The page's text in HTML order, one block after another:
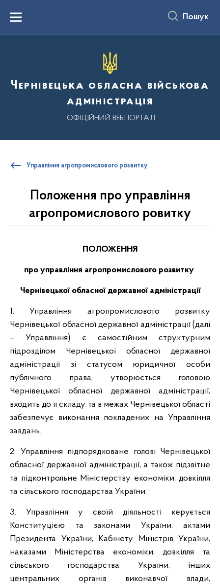
вмістуMenu Пошук
Чернівецька обласна військова
адміністрація
ОФІЦІЙНИЙ ВЕБПОРТАЛ
Управління агропромислового розвитку
Положення про управління
агропромислового ровитку
ПОЛОЖЕННЯ
про управління агропромислового розвитку
Чернівецької обласної державноїадміністрації
1. Управління агропромислового розвитку
Чернівецької обласної державної адміністрації (далі
– Управління) є самостійним структурним
підрозділом Чернівецької обласної державної
адміністрації зі статусом юридичної особи
публічного права, утворюється головою
Чернівецької обласної державної адміністрації,
входить до її складу та в межах Чернівецької області
забезпечує виконання покладених на Управління
завдань.
2. Управління підпорядковане голові Чернівецької
обласної державної адміністрації, а також підзвітне
та підконтрольне Міністерству економіки, довкілля
та сільського господарства України.
3. Управління у своїй діяльності керується
Конституцією та законами України, актами
Президента України, Кабінету Міністрів України,
наказами Міністерства економіки, довкілля та
сільського господарства України, інших
центральних органів виконавчої влади,